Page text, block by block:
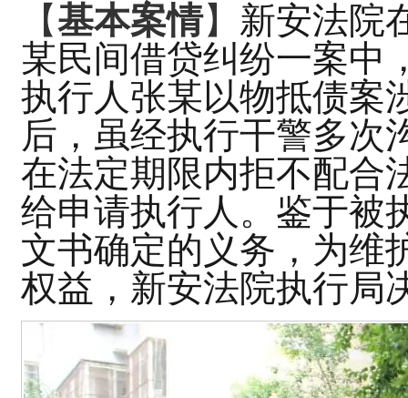
【基本案情】 新安法院
某民间借贷纠纷一案中
执行人张某以物抵债案
后，虽经执行干警多次
在法定期限内拒不配合
给申请执行人 。 鉴于被
文书确定的义务，为维
权益， 新安法院执行局